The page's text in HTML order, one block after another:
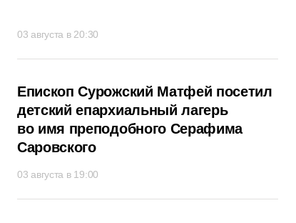
03 августа в 20:30
Епископ Сурожский Матфей посетил
детский епархиальный лагерь
во имя преподобного Серафима
Саровского
03 августа в 19:00